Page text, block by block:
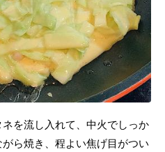
を流し入れて、中火でしっか
ら焼き、程よい焦げ目がつい